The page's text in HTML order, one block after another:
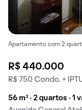
Apartamento com 2
R$ 440.000
R$ 750 Condo. +
56 m² · 2 quartos · 1